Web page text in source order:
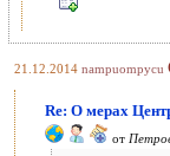
21.12.2014 nampuompycu
Re: О мерах
от